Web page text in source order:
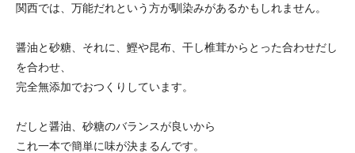
関西では、万能だれという方が馴染みがあるかもしれません。
醤油と砂糖、それに、鰹や昆布、干し椎茸からとった合わせだし
を合わせ、
完全無添加でおつくりしています。
だしと醤油、砂糖のバランスが良いから
これ一本で簡単に味が決まるんです。